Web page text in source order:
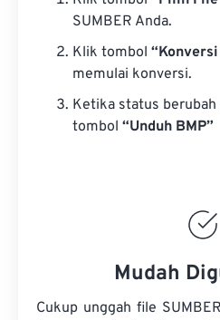
SUMBER Anda.
Klik tombol
memulai konversi.
Ketika status berubah
tombol “Unduh BMP”
Mudah
Cukup unggah file